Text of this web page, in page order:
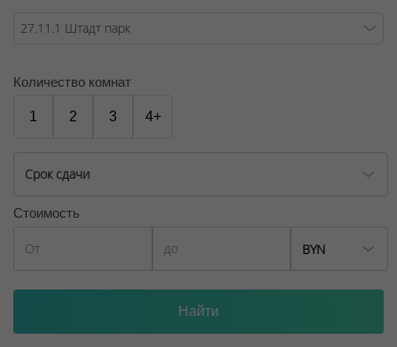
Количество комнат
1 2 3 4+
Срок сдачи
Стоимость
BYN